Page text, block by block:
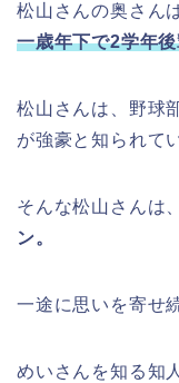
松山さんの奥さん
一歳年下で2学年
松山さんは、野球
が強豪と知られて
そんな松山さんは
ン。
一途に思いを寄せ
めいさんを知る知